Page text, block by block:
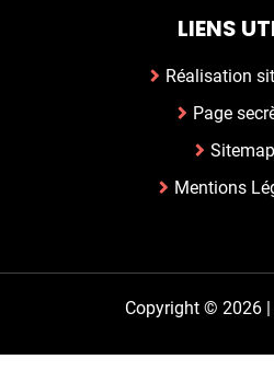
LIENS
Réalisation
Page
Sitemap
Mentions
Copyright © 2026 |